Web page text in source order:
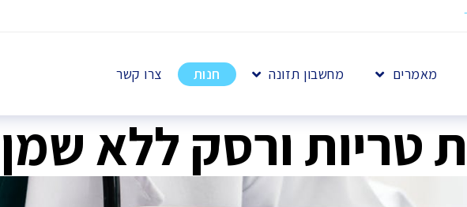
מאמרים מחשבון תזונה חנות צרו קשר
טריות ורסק ללא שמן